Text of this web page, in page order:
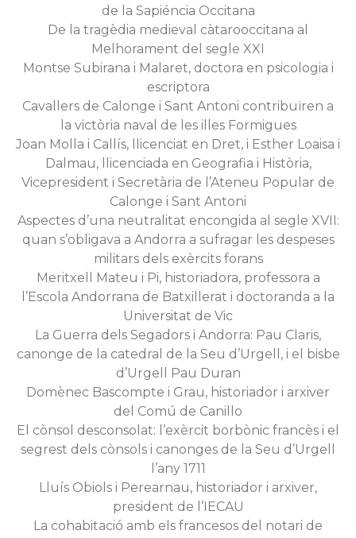
de la Sapiéncia Occitana
De la tragèdia medieval càtarooccitana al
Melhorament del segle XXI
Montse Subirana i Malaret, doctora en psicologia i
escriptora
Cavallers de Calonge i Sant Antoni contribuïren a
la victòria naval de les illes Formigues
Joan Molla i Callís, llicenciat en Dret, i Esther Loaisa i
Dalmau, llicenciada en Geografia i Història,
Vicepresident i Secretària de l’Ateneu Popular de
Calonge i Sant Antoni
Aspectes d’una neutralitat encongida al segle XVII:
quan s’obligava a Andorra a sufragar les despeses
militars dels exèrcits forans
Meritxell Mateu i Pi, historiadora, professora a
l’Escola Andorrana de Batxillerat i doctoranda a la
Universitat de Vic
La Guerra dels Segadors i Andorra: Pau Claris,
canonge de la catedral de la Seu d’Urgell, i el bisbe
d’Urgell Pau Duran
Domènec Bascompte i Grau, historiador i arxiver
del Comú de Canillo
El cònsol desconsolat: l’exèrcit borbònic francès i el
segrest dels cònsols i canonges de la Seu d’Urgell
l’any 1711
Lluís Obiols i Perearnau, historiador i arxiver,
president de l’IECAU
La cohabitació amb els francesos del notari de